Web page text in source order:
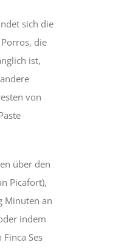
sich die
die
ist,
von
über den
Picafort),
Minuten an
indem
Ses